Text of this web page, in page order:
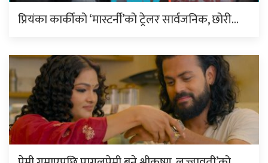
प्रियंका कार्कीको ‘मास्टर्नी’को ट्रेलर सार्वजनिक, छोरी…